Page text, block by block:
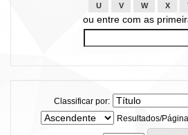
U
V W X
ou entre com as
Classificar por:
Resultados/Página